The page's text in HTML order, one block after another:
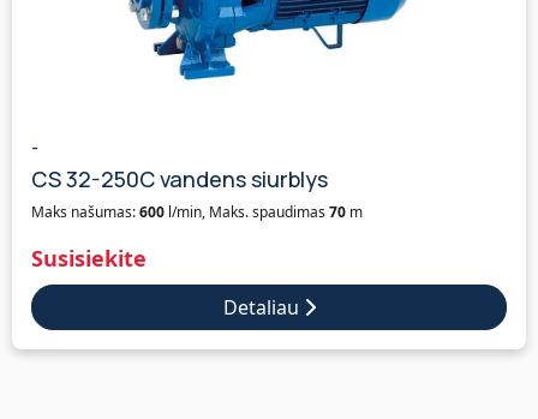
-
CS 32-250C vandens siurblys
Maks našumas:600 l/min, Maks. spaudimas70 m
Susisiekite
Detaliau